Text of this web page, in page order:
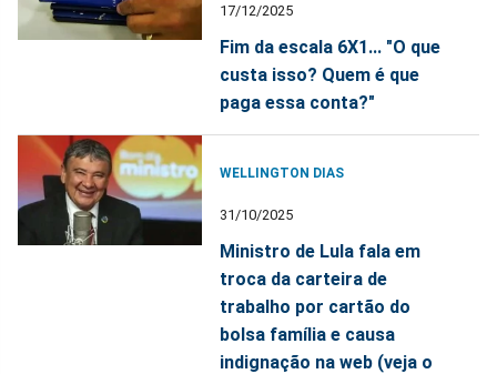
17/12/2025
Fim da escala 6X1... "O que
custa isso? Quem é que
paga essa conta?"
WELLINGTON DIAS
31/10/2025
Ministro de Lula fala em
troca da carteira de
trabalho por cartão do
bolsa família e causa
indignação na web (veja o